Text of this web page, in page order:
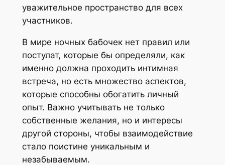
уважительное пространство для всех
участников.
В мире ночных бабочек нет правил или
постулат, которые бы определяли, как
именно должна проходить интимная
встреча, но есть множество аспектов,
которые способны обогатить личный
опыт. Важно учитывать не только
собственные желания, но и интересы
другой стороны, чтобы взаимодействие
стало поистине уникальным и
незабываемым.